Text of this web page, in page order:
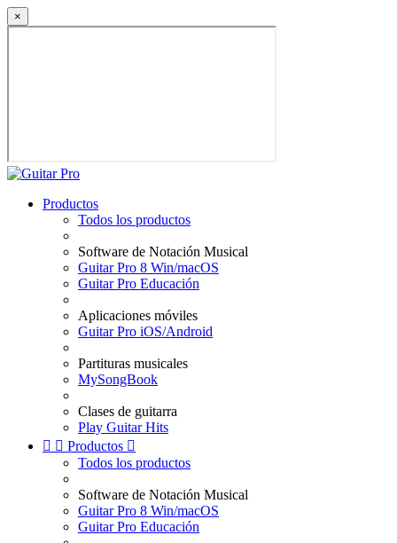
×
Productos
Todos los productos
Software de Notación Musical
Guitar Pro 8 Win/macOS
Guitar Pro Educación
Aplicaciones móviles
Guitar Pro iOS/Android
Partituras musicales
MySongBook
Clases de guitarra
Play Guitar Hits
  Productos 
Todos los productos
Software de Notación Musical
Guitar Pro 8 Win/macOS
Guitar Pro Educación